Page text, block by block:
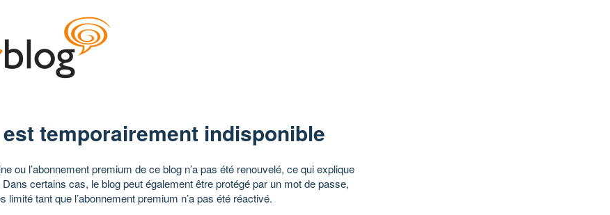
temporairement indisponible
ou l’abonnement premium de ce blog n’a pas été renouvelé, ce qui explique
certains cas, le blog peut également être protégé par un mot de passe,
limité tant que l’abonnement premium n’a pas été réactivé.